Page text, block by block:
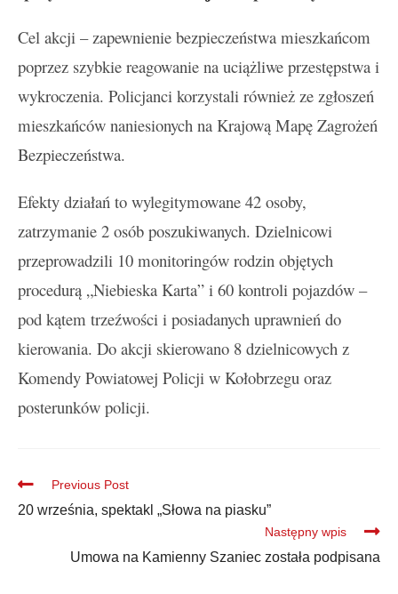
Cel akcji – zapewnienie bezpieczeństwa mieszkańcom
poprzez szybkie reagowanie na uciążliwe przestępstwa i
wykroczenia. Policjanci korzystali również ze zgłoszeń
mieszkańców naniesionych na Krajową Mapę Zagrożeń
Bezpieczeństwa.
Efekty działań to wylegitymowane 42 osoby,
zatrzymanie 2 osób poszukiwanych. Dzielnicowi
przeprowadzili 10 monitoringów rodzin objętych
procedurą „Niebieska Karta” i 60 kontroli pojazdów –
pod kątem trzeźwości i posiadanych uprawnień do
kierowania. Do akcji skierowano 8 dzielnicowych z
Komendy Powiatowej Policji w Kołobrzegu oraz
posterunków policji.
Previous Post
20 września, spektakl „Słowa na piasku”
Następny wpis
Umowa na Kamienny Szaniec została podpisana